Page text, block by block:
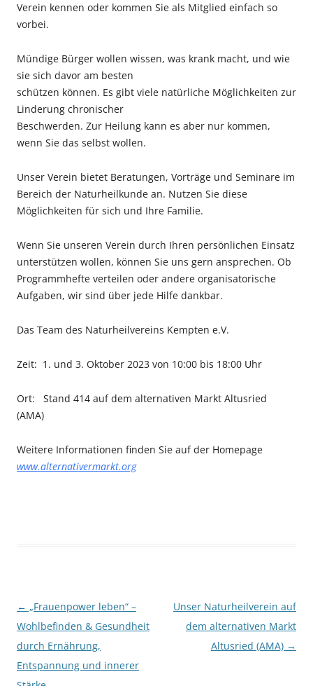
Verein kennen oder kommen Sie als Mitglied einfach so
vorbei.
Mündige Bürger wollen wissen, was krank macht, und wie
sie sich davor am besten
schützen können. Es gibt viele natürliche Möglichkeiten zur
Linderung chronischer
Beschwerden. Zur Heilung kann es aber nur kommen,
wenn Sie das selbst wollen.
Unser Verein bietet Beratungen, Vorträge und Seminare im
Bereich der Naturheilkunde an. Nutzen Sie diese
Möglichkeiten für sich und Ihre Familie.
Wenn Sie unseren Verein durch Ihren persönlichen Einsatz
unterstützen wollen, können Sie uns gern ansprechen. Ob
Programmhefte verteilen oder andere organisatorische
Aufgaben, wir sind über jede Hilfe dankbar.
Das Team des Naturheilvereins Kempten e.V.
Zeit: 1. und 3. Oktober 2023 von 10:00 bis 18:00 Uhr
Ort: Stand 414 auf dem alternativen Markt Altusried
(AMA)
Weitere Informationen finden Sie auf der Homepage
www.alternativermarkt.org
Beitragsnavigation
← „Frauenpower leben“ –
Wohlbefinden & Gesundheit
durch Ernährung,
Entspannung und innerer
Unser Naturheilverein auf
dem alternativen Markt
Altusried (AMA) →